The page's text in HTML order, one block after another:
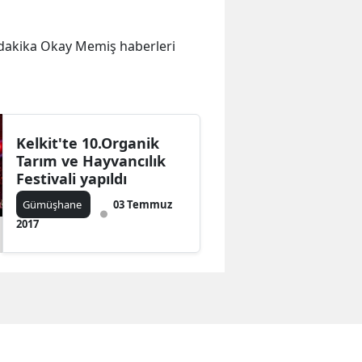
Okay Memiş haberleri
Kelkit'te 10.Organik
Tarım ve Hayvancılık
Festivali yapıldı
Gümüşhane
03 Temmuz
2017